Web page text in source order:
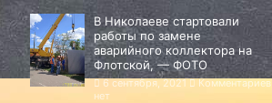
В Николаеве стартовали
работы по замене
аварийного коллектора на
Флотской, — ФОТО
6 сентября, 2021
Комментариев
нет